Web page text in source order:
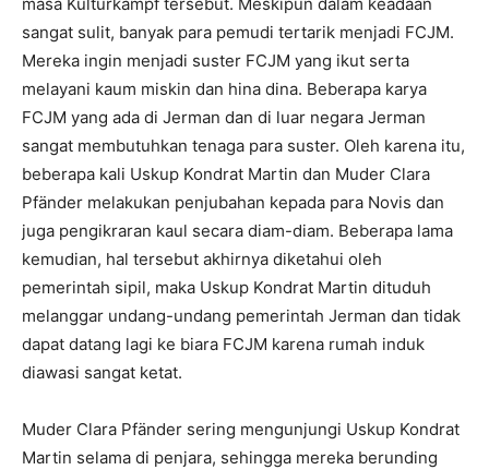
sangat sulit, banyak para pemudi tertarik menjadi FCJM.
Mereka ingin menjadi suster FCJM yang ikut serta
melayani kaum miskin dan hina dina. Beberapa karya
FCJM yang ada di Jerman dan di luar negara Jerman
sangat membutuhkan tenaga para suster. Oleh karena itu,
beberapa kali Uskup Kondrat Martin dan Muder Clara
Pfänder melakukan penjubahan kepada para Novis dan
juga pengikraran kaul secara diam-diam. Beberapa lama
kemudian, hal tersebut akhirnya diketahui oleh
pemerintah sipil, maka Uskup Kondrat Martin dituduh
melanggar undang-undang pemerintah Jerman dan tidak
dapat datang lagi ke biara FCJM karena rumah induk
diawasi sangat ketat.
Muder Clara Pfänder sering mengunjungi Uskup Kondrat
Martin selama di penjara, sehingga mereka berunding